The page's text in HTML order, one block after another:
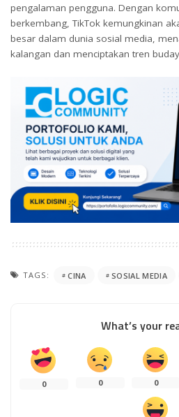
pengalaman pengguna. Dengan
berkembang, TikTok kemungkinan
besar dalam dunia sosial media,
kalangan dan menciptakan tren
TAGS: CINA SOSIAL MEDIA
What’s your
0 0 0